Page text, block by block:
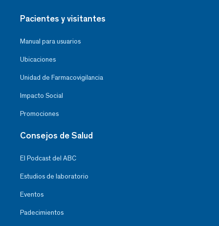
Pacientes y visitantes
Manual para usuarios
Ubicaciones
Unidad de Farmacovigilancia
Impacto Social
Promociones
Consejos de Salud
El Podcast del ABC
Estudios de laboratorio
Eventos
Padecimientos